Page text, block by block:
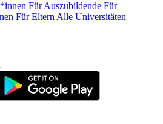
Für Auszubildende Für
Für Eltern Alle Universitäten